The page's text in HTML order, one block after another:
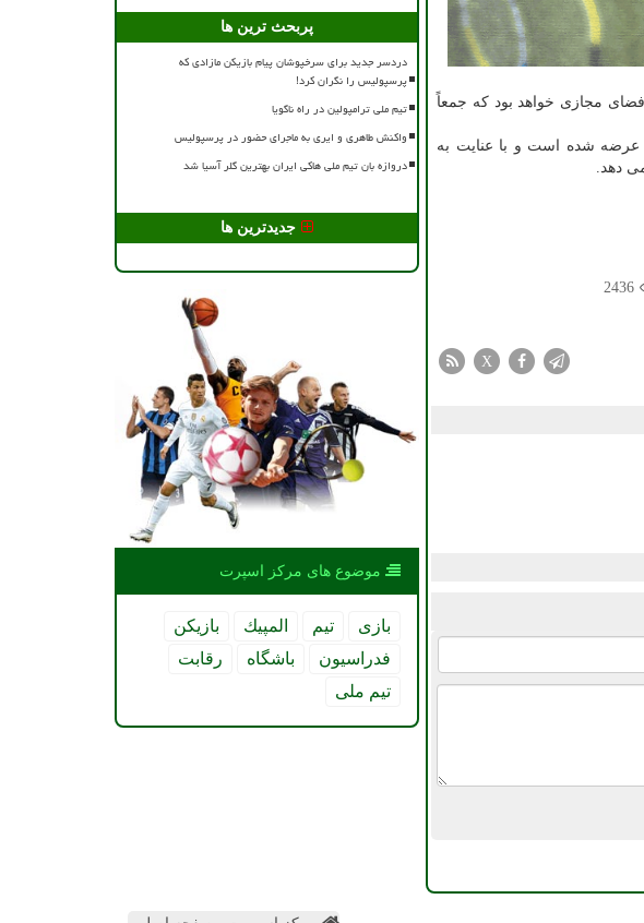
های آموزشی در فضای مجازی خواهد بود که جمعاً
عرضه شده است و با عنایت به
دهد.
2436
X
پربحث ترین ها
دردسر جدید برای سرخپوشان پیام بازیکن مازادی که
پرسپولیس را نگران کرد!
تیم ملی ترامپولین در راه ناگویا
واکنش طاهری و ایری به ماجرای حضور در پرسپولیس
دروازه بان تیم ملی هاکی ایران بهترین گلر آسیا شد
جدیدترین ها
موضوع های مركز اسپرت
بازی تیم المپیك
بازیكن
فدراسیون
باشگاه
رقابت
تیم ملی